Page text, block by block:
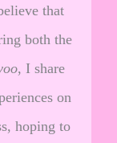
that
both the
, I share
on
hoping to